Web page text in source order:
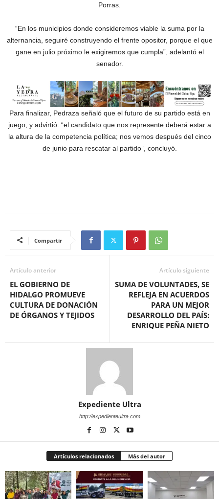
Porras.
“En los municipios donde consideremos viable la suma por la
alternancia, seguiré construyendo el frente opositor, porque el que
gane en julio próximo le exigiremos que cumpla”, adelantó el
senador.
Para finalizar, Pedraza señaló que el futuro de su partido está en
juego, y advirtió: “el candidato que nos represente deberá estar a
la altura de la competencia política; nos vemos después del cinco
de junio para rescatar al partido”, concluyó.
Compartir
Artículo anterior
EL GOBIERNO DE
HIDALGO PROMUEVE
CULTURA DE DONACIÓN
DE ÓRGANOS Y TEJIDOS
Artículo siguiente
SUMA DE VOLUNTADES, SE
REFLEJA EN ACUERDOS
PARA UN MEJOR
DESARROLLO DEL PAÍS:
ENRIQUE PEÑA NIETO
Expediente Ultra
http://expedienteultra.com
Artículos relacionados Más del autor